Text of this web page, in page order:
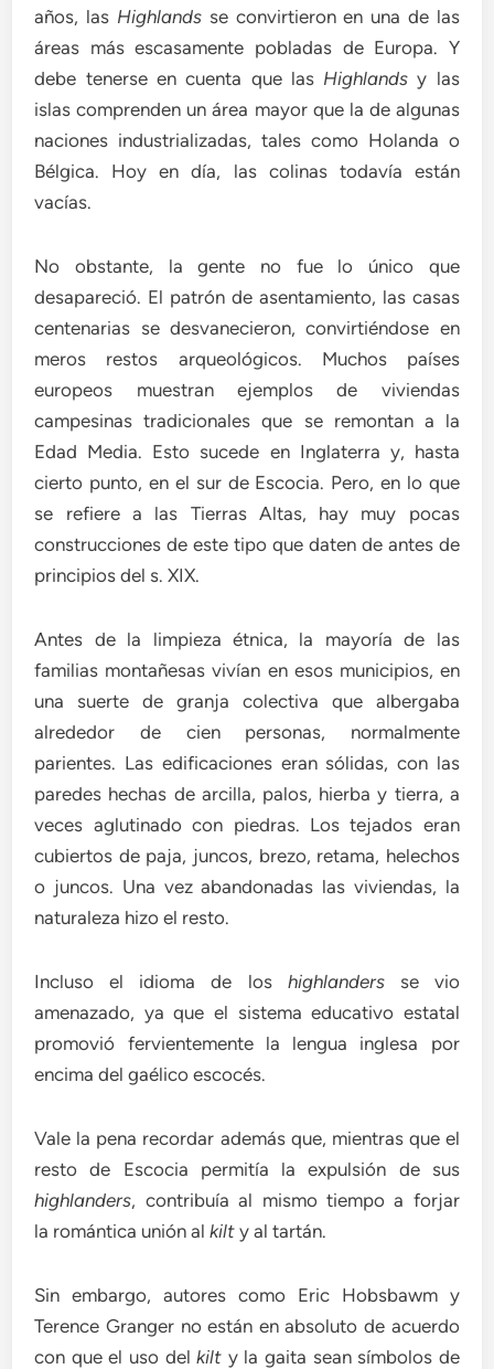
años, las Highlandsse convirtieron en una de las
áreas más escasamente pobladas de Europa. Y
debe tenerse en cuenta que las Highlands y las
islas comprenden un área mayor que la de algunas
naciones industrializadas, tales como Holanda o
Bélgica. Hoy en día, las colinas todavía están
vacías.
No obstante, la gente no fue lo único que
desapareció. El patrón de asentamiento, las casas
centenarias se desvanecieron, convirtiéndose en
meros restos arqueológicos. Muchos países
europeos muestran ejemplos de viviendas
campesinas tradicionales que se remontan a la
Edad Media. Esto sucede en Inglaterra y, hasta
cierto punto, en el sur de Escocia. Pero, en lo que
se refiere a las Tierras Altas, hay muy pocas
construcciones de este tipo que daten de antes de
principios del s. XIX.
Antes de la limpieza étnica, la mayoría de las
familias montañesas vivían en esos municipios, en
una suerte de granja colectiva que albergaba
alrededor de cien personas, normalmente
parientes. Las edificaciones eran sólidas, con las
paredes hechas de arcilla, palos, hierba y tierra, a
veces aglutinado con piedras. Los tejados eran
cubiertos de paja, juncos, brezo, retama, helechos
o juncos. Una vez abandonadas las viviendas, la
naturaleza hizo el resto.
Incluso el idioma de los highlandersse vio
amenazado, ya que el sistema educativo estatal
promovió fervientemente la lengua inglesa por
encima del gaélico escocés.
Vale la pena recordar además que, mientras que el
resto de Escocia permitía la expulsión de sus
highlanders, contribuía al mismo tiempo a forjar
la romántica unión alkilt y al tartán.
Sin embargo, autores como Eric Hobsbawm y
Terence Granger no están en absoluto de acuerdo
con que el uso delkilt y la gaita sean símbolos de